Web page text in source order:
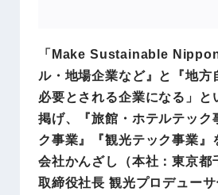
「Make Sustainable
ル・地場企業など』と『地方
必要とされる企業になる」と
掲げ、『旅館・ホテルテック
ク事業』『観光テック事業』
会社かんざし（本社：東京都
取締役社長 観光プロデューサ